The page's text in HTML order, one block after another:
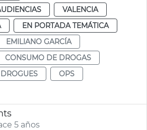
VALENCIA
EN PORTADA TEMÁTICA
EMILIANO GARCÍA
CONSUMO DE DROGAS
OPS
5 años